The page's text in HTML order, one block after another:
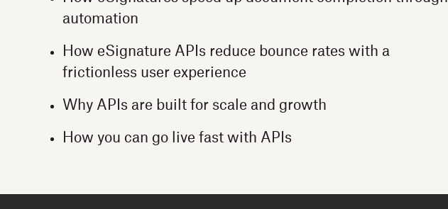
automation
How eSignature APIs reduce bounce rates with a
frictionless user experience
Why APIs are built for scale and growth
How you can go live fast with APIs